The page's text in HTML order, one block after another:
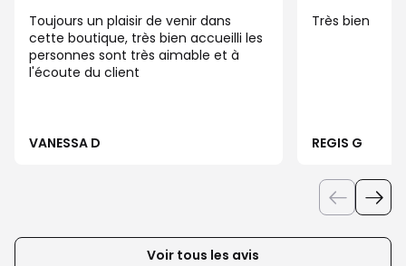
Toujours un plaisir de venir dans
cette boutique, très bien accueilli les
personnes sont très aimable et à
l'écoute du client
VANESSA D
Très bien
REGIS G
Voir tous les avis